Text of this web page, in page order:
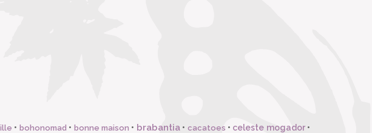
• bohonomad • bonne maison • brabantia• cacatoes • celeste mogador•